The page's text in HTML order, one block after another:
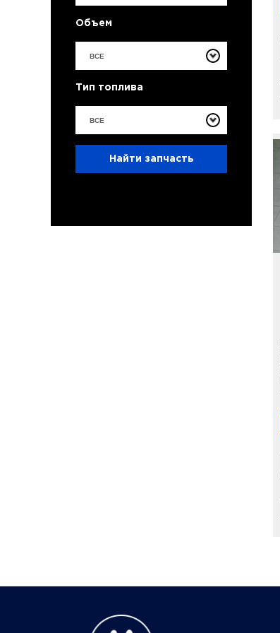
Объем
ВСЕ
Тип топлива
ВСЕ
Найти запчасть